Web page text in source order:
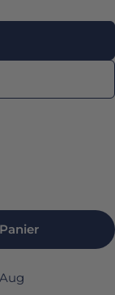
Foot -
Pour